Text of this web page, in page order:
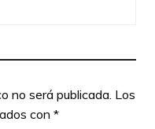
no será publicada. Los
con *